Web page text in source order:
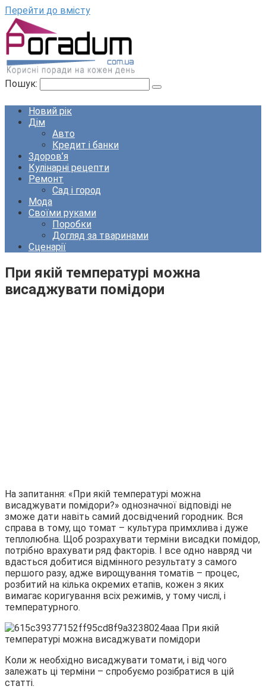
Перейти до вмісту
Пошук:
Новий рік
Дім
Авто
Кредит і банки
Здоров’я
Кулінарні рецепти
Ремонт
Сад і город
Мода
Своїми руками
Поробки
Догляд за тваринами
Сценарії
При якій температурі можна
висаджувати помідори
На запитання: «При якій температурі можна
висаджувати помідори?» однозначної відповіді не
зможе дати навіть самий досвідчений городник. Вся
справа в тому, що томат – культура примхлива і дуже
теплолюбна. Щоб розрахувати терміни висадки помідор,
потрібно врахувати ряд факторів. І все одно навряд чи
вдасться добитися відмінного результату з самого
першого разу, адже вирощування томатів – процес,
розбитий на кілька окремих етапів, кожен з яких
вимагає коригування всіх режимів, у тому числі, і
температурного.
Коли ж необхідно висаджувати томати, і від чого
залежать ці терміни – спробуємо розібратися в цій
статті.